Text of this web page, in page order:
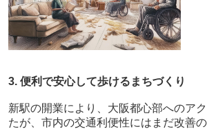
3. 便利で安心して歩けるまちづくり
新駅の開業により、大阪都心部へのア
たが、市内の交通利便性にはまだ改善の